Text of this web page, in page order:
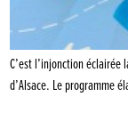
C’est l’injonction éclairée
d’Alsace. Le programme